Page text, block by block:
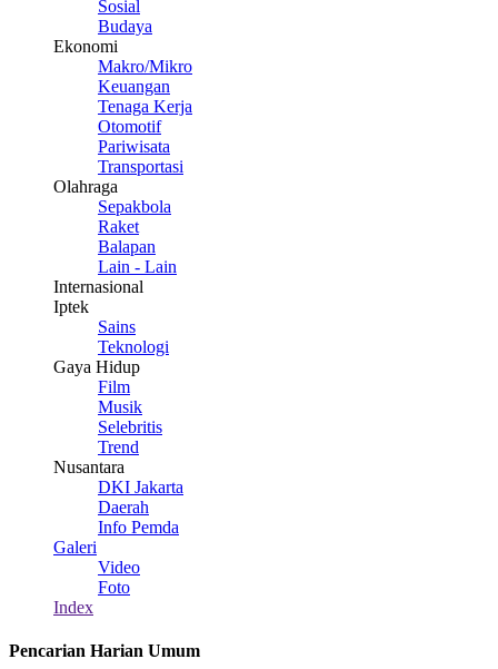
Sosial
Budaya
Ekonomi
Makro/Mikro
Keuangan
Tenaga Kerja
Otomotif
Pariwisata
Transportasi
Olahraga
Sepakbola
Raket
Balapan
Lain - Lain
Internasional
Iptek
Sains
Teknologi
Gaya Hidup
Film
Musik
Selebritis
Trend
Nusantara
DKI Jakarta
Daerah
Info Pemda
Galeri
Video
Foto
Index
Pencarian Harian Umum